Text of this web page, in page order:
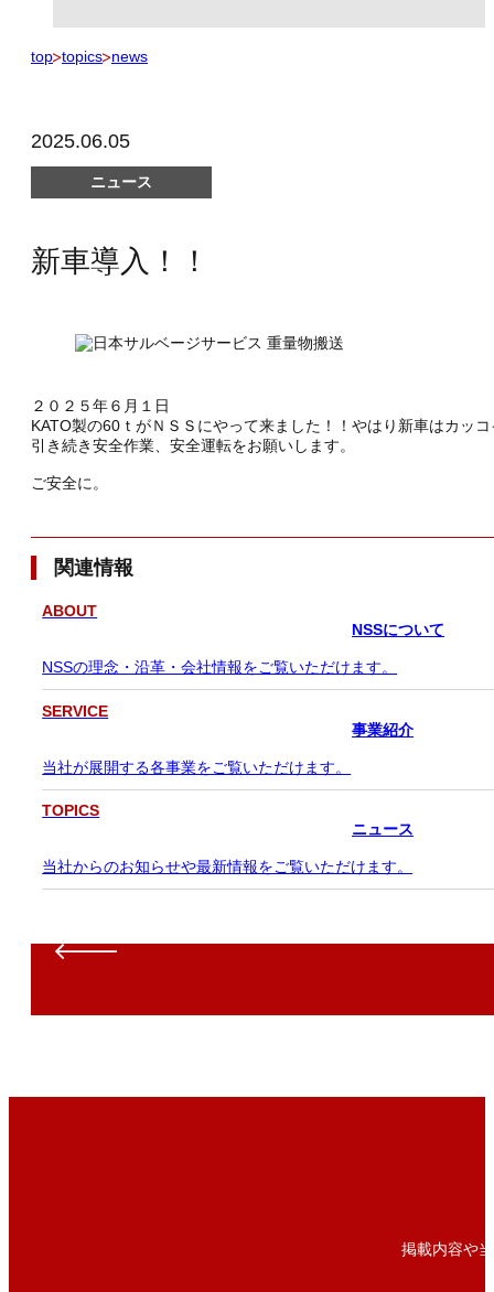
top topics news
2025.06.05
ニュース
新車導入！！
２０２５年６月１日
KATO製の60ｔがＮＳＳにやって来ました！！やはり新車はカッ
引き続き安全作業、安全運転をお願いします。
ご安全に。
関連情報
ABOUT
NSSについて
NSSの理念・沿革・会社情報をご覧いただけます。
SERVICE
事業紹介
当社が展開する各事業をご覧いただけます。
TOPICS
ニュース
当社からのお知らせや最新情報をご覧いただけます。
掲載内容や